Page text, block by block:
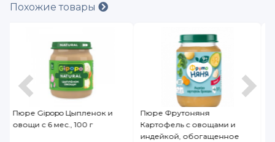
Похожие товары
Пюре Фрутоняня
Картофель с овощами и
Пюре Bebivita Овощное с
говядиной с 6 мес., 100 г